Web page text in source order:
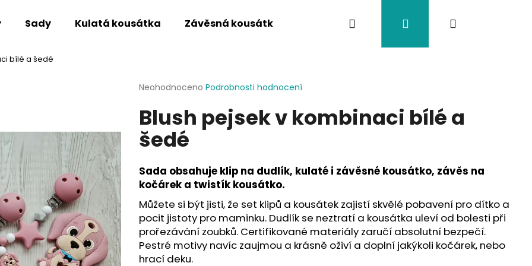
Sady Kulatá kousátka Závěsná kousátka Závěsy na kočárek Twistík kousátka
Hledat PřihlášeníNákupní
bílé a šedé
Průměrné
produktu
je
0,0
z
hvězdiček.
Neohodnoceno Podrobnosti hodnocení
Blush pejsek v kombinaci bílé a
šedé
Sada obsahuje klip na dudlík, kulaté i závěsné kousátko, závěs na
kočárek a twistík kousátko.
Můžete si být jisti, že set klipů a kousátek zajistí skvělé pobavení pro dítko a
pocit jistoty pro maminku. Dudlík se neztratí a kousátka uleví od bolesti při
prořezávání zoubků. Certifikované materiály zaručí absolutní bezpečí.
Pestré motivy navíc zaujmou a krásně oživí a doplní jakýkoli kočárek, nebo
hrací deku.
Co potřebujete najít?
HLEDAT
Doporučujeme